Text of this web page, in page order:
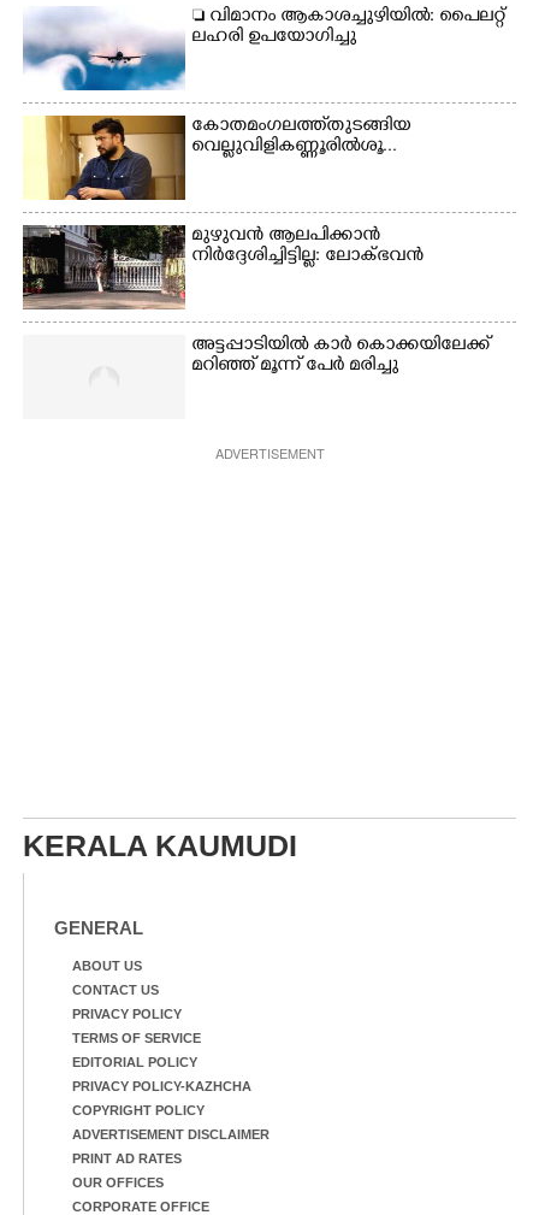
 വിമാനം ആകാശച്ചുഴിയിൽ: പൈലറ്റ്
ലഹരി ഉപയോഗിച്ചു
കോതമംഗലത്ത് തുടങ്ങിയ
വെല്ലുവിളി കണ്ണൂരിൽ ശൂ...
മുഴുവൻ ആലപിക്കാൻ
നിർദ്ദേശിച്ചിട്ടില്ല: ലോക്ഭവൻ
അട്ടപ്പാടിയിൽ കാർ കൊക്കയിലേക്ക്
മറിഞ്ഞ് മൂന്ന് പേർ മരിച്ചു
ADVERTISEMENT
KERALA KAUMUDI
GENERAL
ABOUT US
CONTACT US
PRIVACY POLICY
TERMS OF SERVICE
EDITORIAL POLICY
PRIVACY POLICY-KAZHCHA
COPYRIGHT POLICY
ADVERTISEMENT DISCLAIMER
PRINT AD RATES
OUR OFFICES
CORPORATE OFFICE